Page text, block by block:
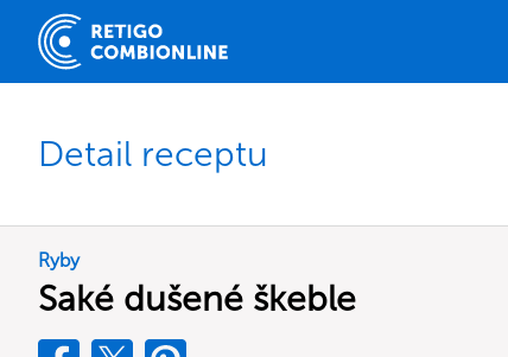
Detail receptu
Ryby
Saké dušené škeble